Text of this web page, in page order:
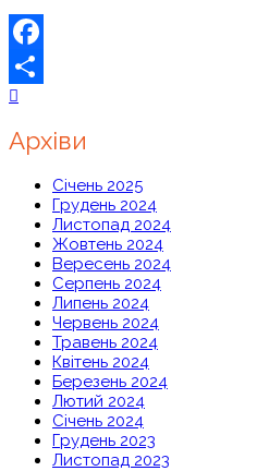
Facebook
Share
Архіви
Січень 2025
Грудень 2024
Листопад 2024
Жовтень 2024
Вересень 2024
Серпень 2024
Липень 2024
Червень 2024
Травень 2024
Квітень 2024
Березень 2024
Лютий 2024
Січень 2024
Грудень 2023
Листопад 2023